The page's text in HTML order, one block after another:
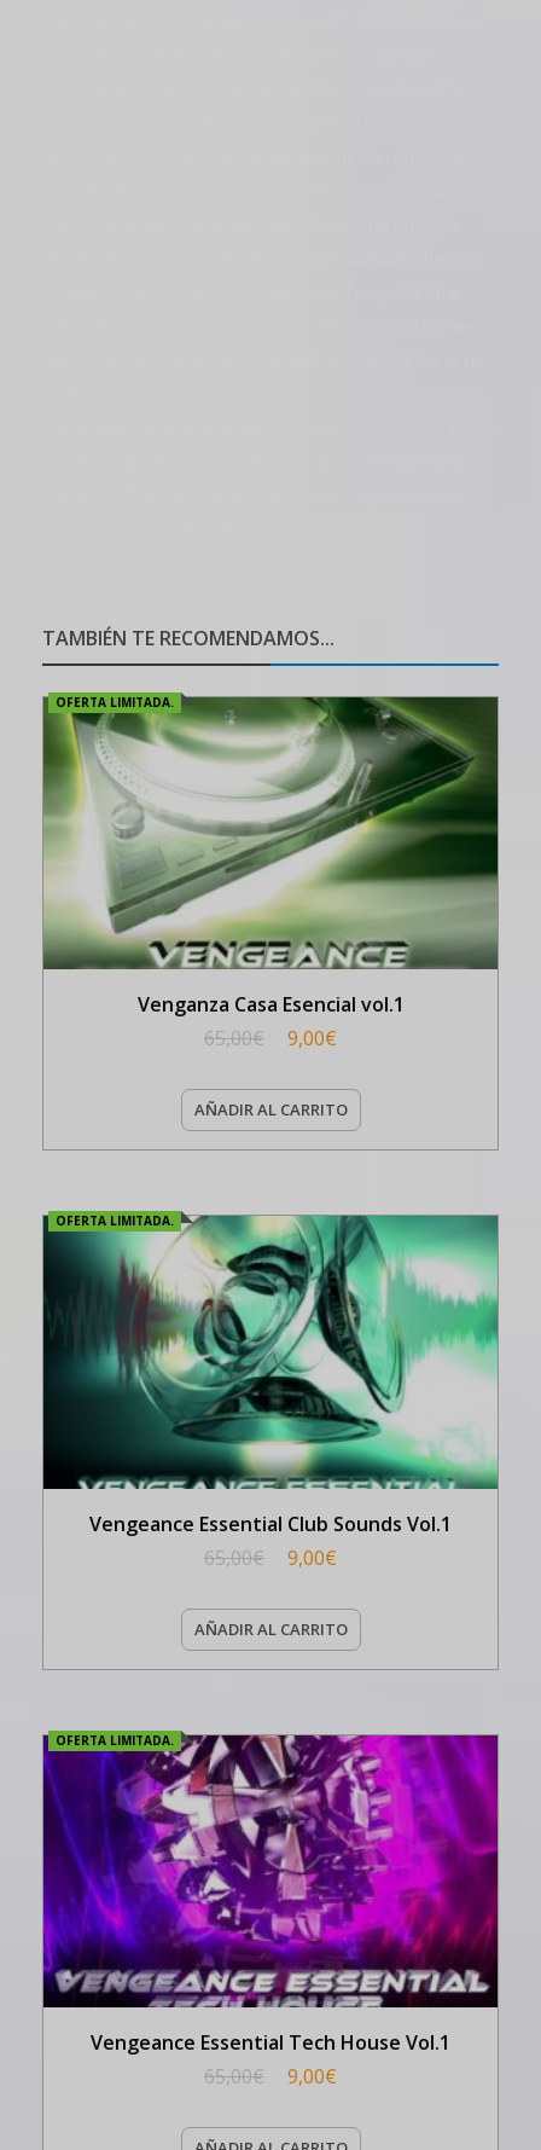
TAMBIÉN TE RECOMENDAMOS...
OFERTA LIMITADA.
Venganza Casa Esencial vol.1
65,00€ 9,00€
AÑADIR AL CARRITO
OFERTA LIMITADA.
Vengeance Essential Club Sounds Vol.1
65,00€ 9,00€
AÑADIR AL CARRITO
OFERTA LIMITADA.
Vengeance Essential Tech House Vol.1
65,00€ 9,00€